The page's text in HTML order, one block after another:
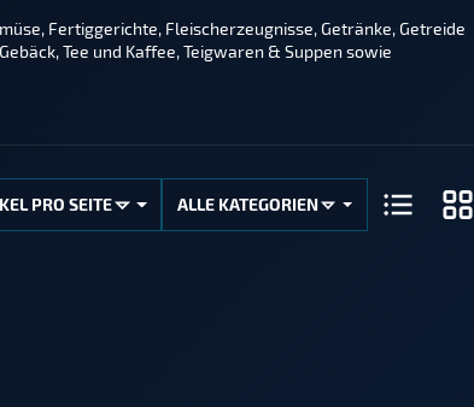
Fertiggerichte, Fleischerzeugnisse, Getränke, Getreide
Tee und Kaffee, Teigwaren & Suppen sowie
PRO SEITE ALLE KATEGORIEN